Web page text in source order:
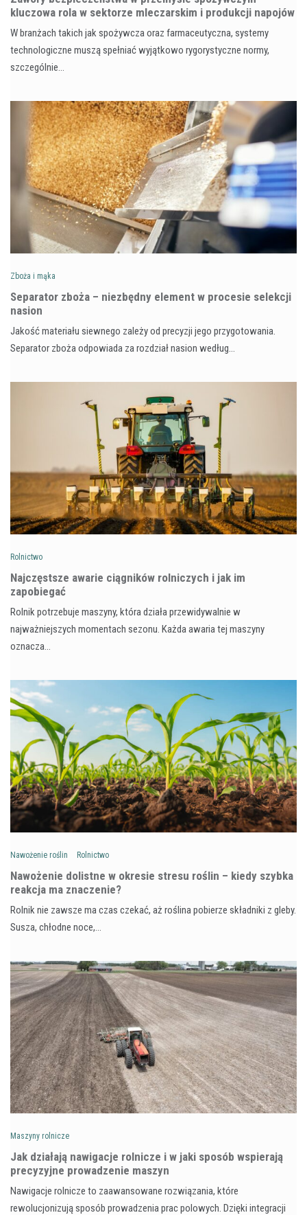
kluczowa rola w sektorze mleczarskim i produkcji napojów
W branżach takich jak spożywcza oraz farmaceutyczna, systemy
technologiczne muszą spełniać wyjątkowo rygorystyczne normy,
szczególnie…
Zboża i mąka
Separator zboża – niezbędny element w procesie selekcji
nasion
Jakość materiału siewnego zależy od precyzji jego przygotowania.
Separator zboża odpowiada za rozdział nasion według…
Rolnictwo
Najczęstsze awarie ciągników rolniczych i jak im
zapobiegać
Rolnik potrzebuje maszyny, która działa przewidywalnie w
najważniejszych momentach sezonu. Każda awaria tej maszyny
oznacza…
Nawożenie roślin Rolnictwo
Nawożenie dolistne w okresie stresu roślin – kiedy szybka
reakcja ma znaczenie?
Rolnik nie zawsze ma czas czekać, aż roślina pobierze składniki z gleby.
Susza, chłodne noce,…
Maszyny rolnicze
Jak działają nawigacje rolnicze i w jaki sposób wspierają
precyzyjne prowadzenie maszyn
Nawigacje rolnicze to zaawansowane rozwiązania, które
rewolucjonizują sposób prowadzenia prac polowych. Dzięki integracji